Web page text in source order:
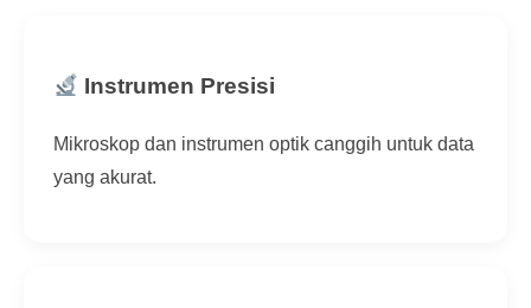
Instrumen Presisi
Mikroskop dan instrumen optik canggih untuk data
yang akurat.